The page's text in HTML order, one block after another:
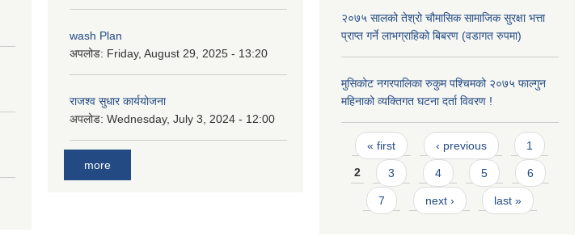
wash Plan
अपलोड: Friday, August 29, 2025 - 13:20
राजश्व सुधार कार्ययोजना
अपलोड: Wednesday, July 3, 2024 - 12:00
more
२०७५ सालको तेश्रो चौमासिक सामाजिक सुरक्षा भत्ता
प्राप्त गर्ने लाभग्राहिको बिबरण (वडागत रुपमा)
मुसिकोट नगरपालिका रुकुम पश्चिमको २०७५ फाल्गुन
महिनाको व्यक्तिगत घटना दर्ता विवरण !
Pages
« first ‹ previous 1
2 3 4 5 6
7 next › last »